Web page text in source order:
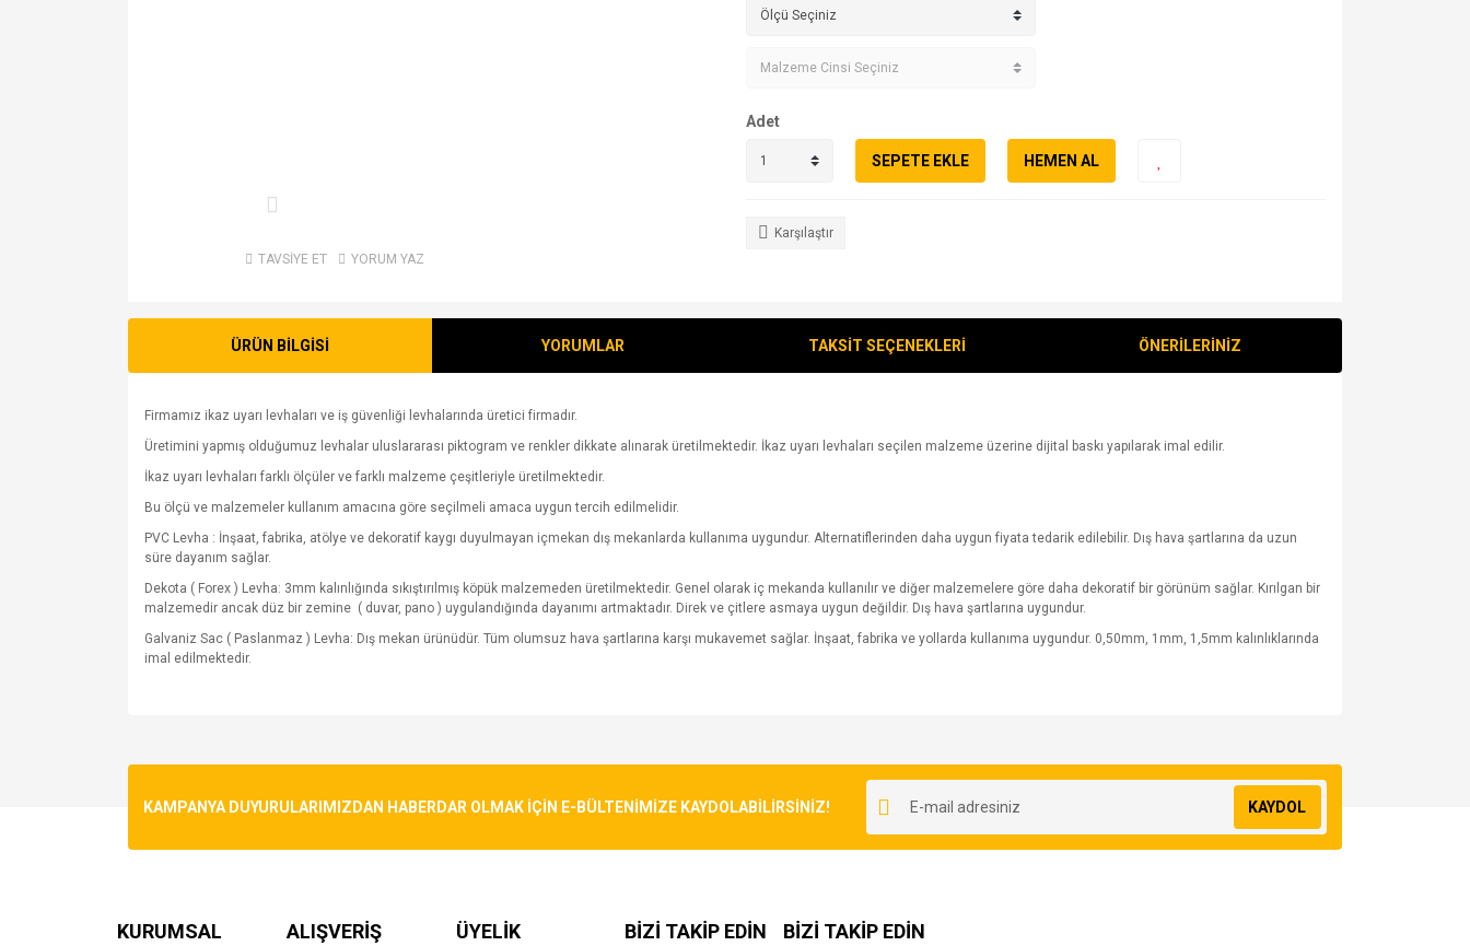
TAVSİYE ET YORUM YAZ
Adet
SEPETE EKLE HEMEN AL
Karşılaştır
ÜRÜN BİLGİSİ YORUMLAR TAKSİT SEÇENEKLERİ ÖNERİLERİNİZ
Firmamız ikaz uyarı levhaları ve iş güvenliği levhalarında üretici firmadır.
Üretimini yapmış olduğumuz levhalar uluslararası piktogram ve renkler dikkate alınarak üretilmektedir. İkaz uyarı levhaları seçilen malzeme üzerine dijital baskı yapılarak imal edilir.
İkaz uyarı levhaları farklı ölçüler ve farklı malzeme çeşitleriyle üretilmektedir.
Bu ölçü ve malzemeler kullanım amacına göre seçilmeli amaca uygun tercih edilmelidir.
PVC Levha : İnşaat, fabrika, atölye ve dekoratif kaygı duyulmayan içmekan dış mekanlarda kullanıma uygundur. Alternatiflerinden daha uygun fiyata tedarik edilebilir. Dış hava şartlarına da uzun
süre dayanım sağlar.
Dekota ( Forex ) Levha: 3mm kalınlığında sıkıştırılmış köpük malzemeden üretilmektedir. Genel olarak iç mekanda kullanılır ve diğer malzemelere göre daha dekoratif bir görünüm sağlar. Kırılgan bir
malzemedir ancak düz bir zemine ( duvar, pano ) uygulandığında dayanımı artmaktadır. Direk ve çitlere asmaya uygun değildir. Dış hava şartlarına uygundur.
Galvaniz Sac ( Paslanmaz ) Levha: Dış mekan ürünüdür. Tüm olumsuz hava şartlarına karşı mukavemet sağlar. İnşaat, fabrika ve yollarda kullanıma uygundur. 0,50mm, 1mm, 1,5mm kalınlıklarında
imal edilmektedir.
Ürün resmi kalitesiz, bozuk veya görüntülenemiyor.
Bu ürüne benzer farklı alternatifler olmalı.
KAMPANYA DUYURULARIMIZDAN HABERDAR OLMAK İÇİN E-BÜLTENİMİZE KAYDOLABİLİRSİNİZ! KAYDOL
KURUMSAL ALIŞVERİŞ ÜYELİK BİZİ TAKİP EDİN BİZİ TAKİP EDİN